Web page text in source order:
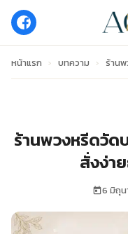
หน้าแรก › บทความ › ร้าน
ร้านพวงหรีดวัด
สั่งง่า
6 มิถุ